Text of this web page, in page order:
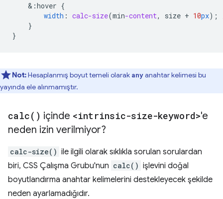
& :hover {
width : calc-size(min-content, size + 10px);
}
}
Not:Hesaplanmış boyut temeli olarak anyanahtar kelimesi bu
yayında ele alınmamıştır.
calc( ) içinde <intrinsic-size-keyword>'e
neden izin verilmiyor?
calc-size() ile ilgili olarak sıklıkla sorulan sorulardan
biri, CSS Çalışma Grubu'nun calc() işlevini doğal
boyutlandırma anahtar kelimelerini destekleyecek şekilde
neden ayarlamadığıdır.